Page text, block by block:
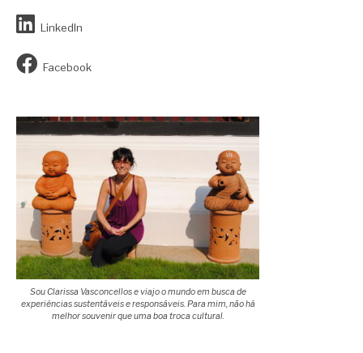
LinkedIn
Facebook
Sou Clarissa Vasconcellos e viajo o mundo em busca de
experiências sustentáveis e responsáveis. Para mim, não há
melhor souvenir que uma boa troca cultural.